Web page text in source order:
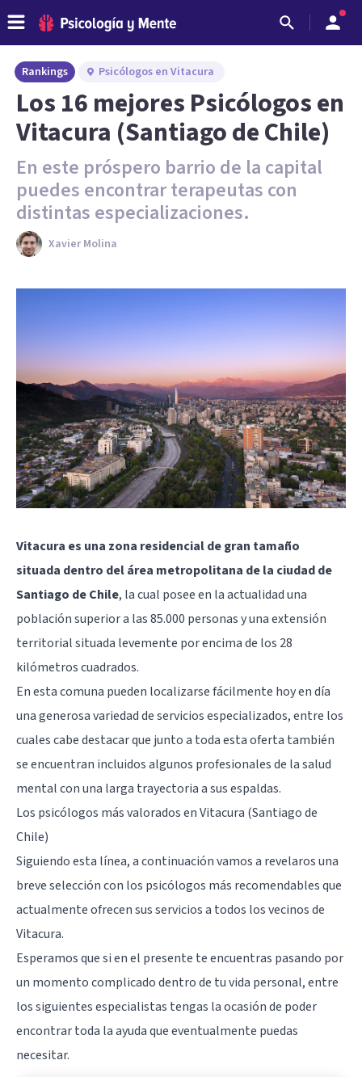
Rankings Psicólogos en Vitacura
Los 16 mejores Psicólogos en
Vitacura (Santiago de Chile)
En este próspero barrio de la capital
puedes encontrar terapeutas con
distintas especializaciones.
Xavier Molina
Vitacura es una zona residencial de gran tamaño
situada dentro del área metropolitana de la ciudad de
Santiago de Chile, la cual posee en la actualidad una
población superior a las 85.000 personas y una extensión
territorial situada levemente por encima de los 28
kilómetros cuadrados.
En esta comuna pueden localizarse fácilmente hoy en día
una generosa variedad de servicios especializados, entre los
cuales cabe destacar que junto a toda esta oferta también
se encuentran incluidos algunos profesionales de la salud
mental con una larga trayectoria a sus espaldas.
Los psicólogos más valorados en Vitacura (Santiago de
Chile)
Siguiendo esta línea, a continuación vamos a revelaros una
breve selección con los psicólogos más recomendables que
actualmente ofrecen sus servicios a todos los vecinos de
Vitacura.
Esperamos que si en el presente te encuentras pasando por
un momento complicado dentro de tu vida personal, entre
los siguientes especialistas tengas la ocasión de poder
encontrar toda la ayuda que eventualmente puedas
necesitar.